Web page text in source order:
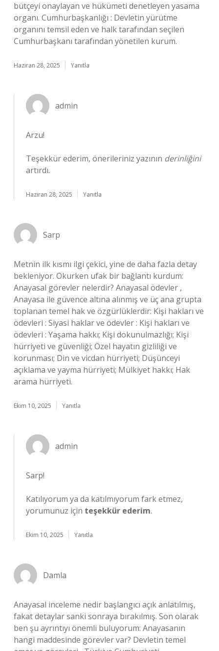
bütçeyi onaylayan ve hükümeti denetleyen yasama
organı. Cumhurbaşkanlığı : Devletin yürütme
organını temsil eden ve halk tarafından seçilen
Cumhurbaşkanı tarafından yönetilen kurum.
Haziran 28, 2025 Yanıtla
admin
Arzu!
Teşekkür ederim, önerileriniz yazının derinliğini
artırdı.
Haziran 28, 2025 Yanıtla
Sarp
Metnin ilk kısmı ilgi çekici, yine de daha fazla detay
bekleniyor. Okurken ufak bir bağlantı kurdum:
Anayasal görevler nelerdir? Anayasal ödevler ,
Anayasa ile güvence altına alınmış ve üç ana grupta
toplanan temel hak ve özgürlüklerdir: Kişi hakları ve
ödevleri : Siyasi haklar ve ödevler : Kişi hakları ve
ödevleri : Yaşama hakkı; Kişi dokunulmazlığı; Kişi
hürriyeti ve güvenliği; Özel hayatın gizliliği ve
korunması; Din ve vicdan hürriyeti; Düşünceyi
açıklama ve yayma hürriyeti; Mülkiyet hakkı; Hak
arama hürriyeti.
Ekim 10, 2025 Yanıtla
admin
Sarp!
Katılıyorum ya da katılmıyorum fark etmez,
yorumunuz için teşekkür ederim.
Ekim 10, 2025 Yanıtla
Damla
Anayasal inceleme nedir başlangıcı açık anlatılmış,
fakat detaylar sanki sonraya bırakılmış. Son olarak
ben şu ayrıntıyı önemli buluyorum: Anayasanın
hangi maddesinde görevler var? Devletin temel